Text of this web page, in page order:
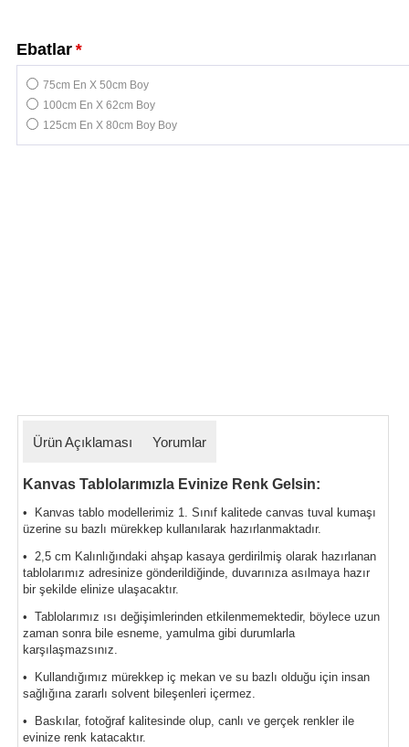
*
Ebatlar
75cm En X 50cm Boy
100cm En X 62cm Boy
125cm En X 80cm Boy Boy
Ürün Açıklaması Yorumlar
Kanvas Tablolarımızla Evinize Renk Gelsin:
• Kanvas tablo modellerimiz 1. Sınıf kalitede canvas tuval kumaşı
üzerine su bazlı mürekkep kullanılarak hazırlanmaktadır.
• 2,5 cm Kalınlığındaki ahşap kasaya gerdirilmiş olarak hazırlanan
tablolarımız adresinize gönderildiğinde, duvarınıza asılmaya hazır
bir şekilde elinize ulaşacaktır.
• Tablolarımız ısı değişimlerinden etkilenmemektedir, böylece uzun
zaman sonra bile esneme, yamulma gibi durumlarla
karşılaşmazsınız.
• Kullandığımız mürekkep iç mekan ve su bazlı olduğu için insan
sağlığına zararlı solvent bileşenleri içermez.
• Baskılar, fotoğraf kalitesinde olup, canlı ve gerçek renkler ile
evinize renk katacaktır.